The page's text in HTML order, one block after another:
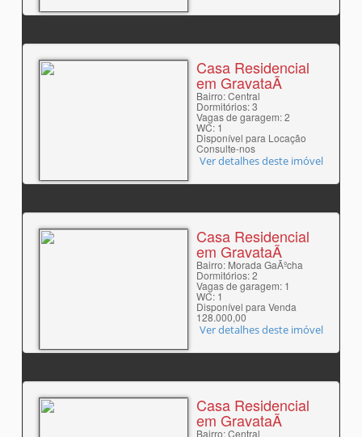
Casa Residencial
em GravataÃ­
Bairro: Central
Dormitórios: 3
Vagas de garagem: 2
WC: 1
Disponível para Locação
Consulte-nos
Ver detalhes deste imóvel
Casa Residencial
em GravataÃ­
Bairro: Morada GaÃºcha
Dormitórios: 2
Vagas de garagem: 1
WC: 1
Disponível para Venda
128.000,00
Ver detalhes deste imóvel
Casa Residencial
em GravataÃ­
Bairro: Central